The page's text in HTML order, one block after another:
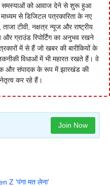
समस्याओं को आवाज देने से शुरू हुआ
से डिजिटल पत्रकारिता के नए
टीवी, नक्षत्र न्यूज और राष्ट्रीय
ग्राउंड रिपोर्टिंग का अनुभव रखने
में से हैं जो खबर की बारीकियों के
विधाओं में भी महारत रखते हैं। वे
और संपादक के रूप में झारखंड की
कर रहे हैं।
Join Now